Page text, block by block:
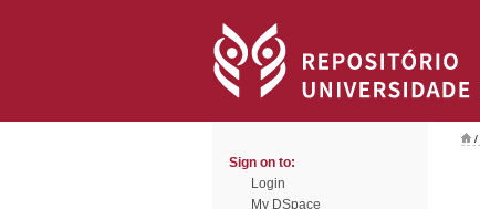
Sign on to:
Login
My DSpace
/